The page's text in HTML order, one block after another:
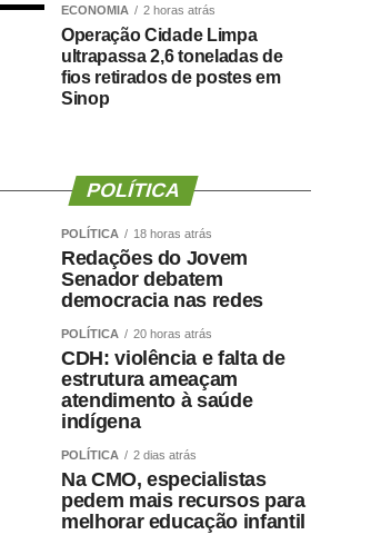
ECONOMIA 2 horas atrás
Operação Cidade Limpa
ultrapassa 2,6 toneladas de
fios retirados de postes em
Sinop
POLÍTICA
POLÍTICA 18 horas atrás
Redações do Jovem
Senador debatem
democracia nas redes
POLÍTICA 20 horas atrás
CDH: violência e falta de
estrutura ameaçam
atendimento à saúde
indígena
POLÍTICA 2 dias atrás
Na CMO, especialistas
pedem mais recursos para
melhorar educação infantil